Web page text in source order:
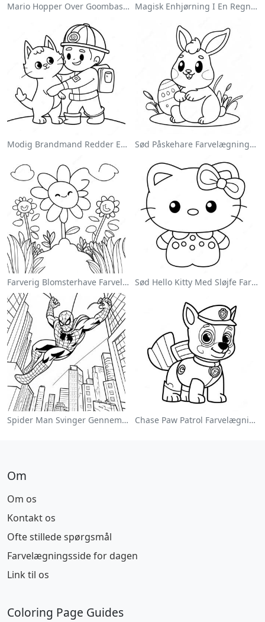
Mario Hopper Over Goombas Farvelægningsside Magisk Enhjørning I En Regnbue Farvelægningsside
Modig Brandmand Redder En Kat Farvelægningsside Sød Påskehare Farvelægningsside
Farverig Blomsterhave Farvelægningsside Sød Hello Kitty Med Sløjfe Farvelægningsside
Spider Man Svinger Gennem Byen Farvelægningsside Chase Paw Patrol Farvelægningsside
Om
Om os
Kontakt os
Ofte stillede spørgsmål
Farvelægningsside for dagen
Link til os
Coloring Page Guides